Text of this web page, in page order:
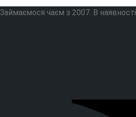
Займаємося чаєм з 2007. В